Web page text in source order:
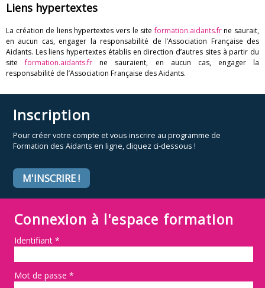
Liens hypertextes
La création de liens hypertextes vers le siteformation.aidants.frne saurait,
en aucun cas, engager la responsabilité de l’Association Française des
Aidants. Les liens hypertextes établis en direction d’autres sites à partir du
siteformation.aidants.fr ne sauraient, en aucun cas, engager la
responsabilité de l’Association Française des Aidants.
Inscription
Pour créer votre compte et vous inscrire au programme de
Formation des Aidants en ligne, cliquez ci-dessous !
M'INSCRIRE !
Connexion à l'espace formation
Identifiant*
Mot de passe*